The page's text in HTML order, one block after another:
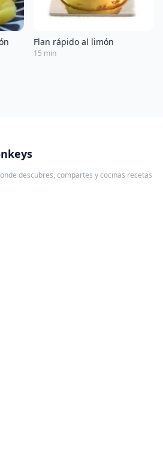
Flan rápido al limón
15 min
descubres, compartes y cocinas recetas